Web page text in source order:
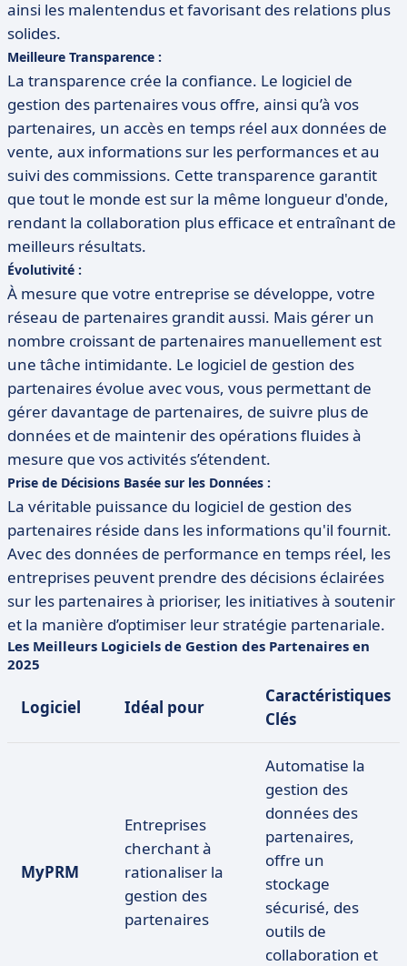
ainsi les malentendus et favorisant des relations plus
solides.
Meilleure Transparence :
La transparence crée la confiance. Le logiciel de
gestion des partenaires vous offre, ainsi qu’à vos
partenaires, un accès en temps réel aux données de
vente, aux informations sur les performances et au
suivi des commissions. Cette transparence garantit
que tout le monde est sur la même longueur d'onde,
rendant la collaboration plus efficace et entraînant de
meilleurs résultats.
Évolutivité :
À mesure que votre entreprise se développe, votre
réseau de partenaires grandit aussi. Mais gérer un
nombre croissant de partenaires manuellement est
une tâche intimidante. Le logiciel de gestion des
partenaires évolue avec vous, vous permettant de
gérer davantage de partenaires, de suivre plus de
données et de maintenir des opérations fluides à
mesure que vos activités s’étendent.
Prise de Décisions Basée sur les Données :
La véritable puissance du logiciel de gestion des
partenaires réside dans les informations qu'il fournit.
Avec des données de performance en temps réel, les
entreprises peuvent prendre des décisions éclairées
sur les partenaires à prioriser, les initiatives à soutenir
et la manière d’optimiser leur stratégie partenariale.
Les Meilleurs Logiciels de Gestion des Partenaires en
2025
Logiciel Idéal pour
Caractéristiques
Clés
MyPRM
Entreprises
cherchant à
rationaliser la
gestion des
partenaires
Automatise la
gestion des
données des
partenaires,
offre un
stockage
sécurisé, des
outils de
collaboration et